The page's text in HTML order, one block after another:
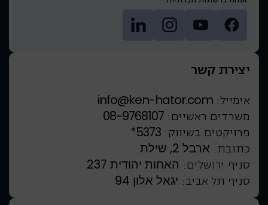
יצירת קשר
אימייל: info@ken-hator.com
משרדים ראשיים: 08-9768107
פרויקטים בשיווק: *5373
כתובת: ארבל 2, שילת
סניף ירושלים: האחות יהודית 237
סניף תל אביב: יגאל אלון 94